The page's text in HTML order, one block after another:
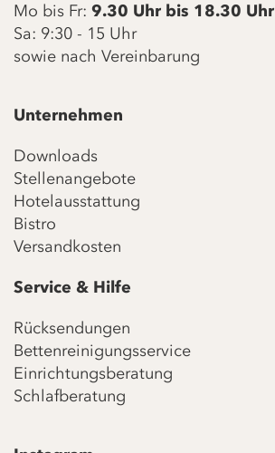
Mo bis Fr: 9.30 Uhr bis 18.30 Uhr
Sa: 9:30 - 15 Uhr
sowie nach Vereinbarung
Unternehmen
Downloads
Stellenangebote
Hotelausstattung
Bistro
Versandkosten
Service & Hilfe
Rücksendungen
Bettenreinigungsservice
Einrichtungsberatung
Schlafberatung